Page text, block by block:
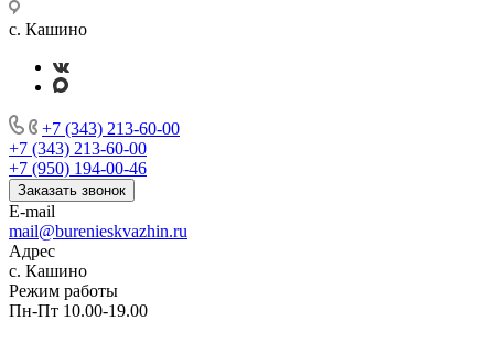
с. Кашино
+7 (343) 213-60-00
+7 (343) 213-60-00
+7 (950) 194-00-46
Заказать звонок
E-mail
mail@burenieskvazhin.ru
Адрес
с. Кашино
Режим работы
Пн-Пт 10.00-19.00